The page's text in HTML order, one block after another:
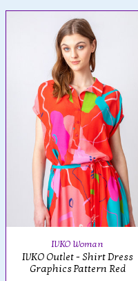
IVKO Woman
IVKO Outlet - Shirt Dress
Graphics Pattern Red